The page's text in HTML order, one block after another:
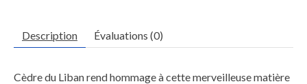
Description Évaluations (0)
Cèdre du Liban rend hommage à cette merveilleuse matière